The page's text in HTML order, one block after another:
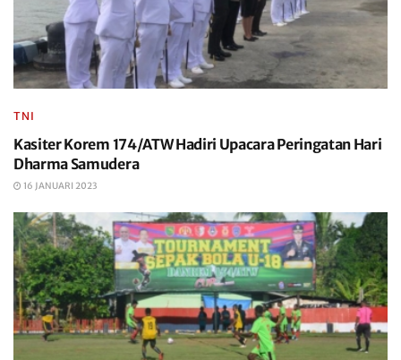
TNI
Kasiter Korem 174/ATW Hadiri Upacara Peringatan Hari
Dharma Samudera
16 JANUARI 2023